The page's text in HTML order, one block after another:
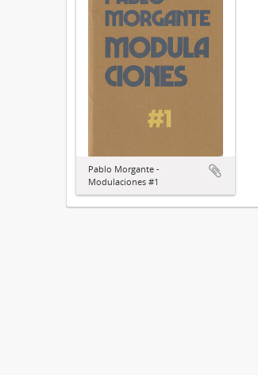
Pablo Morgante -
Modulaciones #1